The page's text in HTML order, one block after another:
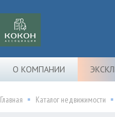
О КОМПАНИИ
Главная Каталог недвижимости